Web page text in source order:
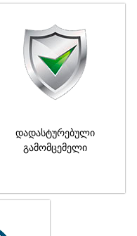
დადასტურებული
გამომცემელი